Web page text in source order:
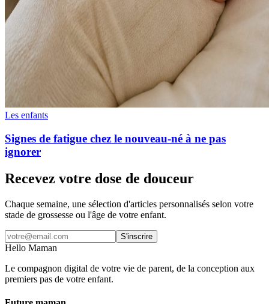
Les enfants
Signes de fatigue chez le nouveau-né à ne pas
ignorer
Recevez votre dose de douceur
Chaque semaine, une sélection d'articles personnalisés selon votre
stade de grossesse ou l'âge de votre enfant.
S'inscrire
Hello Maman
Le compagnon digital de votre vie de parent, de la conception aux
premiers pas de votre enfant.